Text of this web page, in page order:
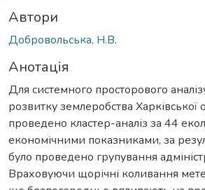
Автори
Добровольська, Н.В.
Анотація
Для системного просторового
розвитку землеробства Харківської
проведено кластер-аналіз за 44
економічними показниками, за
було проведено групування
Враховуючи щорічні коливання